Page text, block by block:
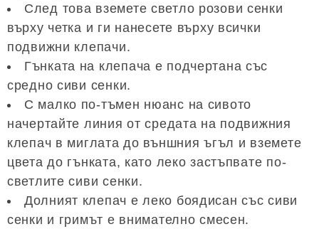
След това вземете светло розови сенки
върху четка и ги нанесете върху всички
подвижни клепачи.
Гънката на клепача е подчертана със
средно сиви сенки.
С малко по-тъмен нюанс на сивото
начертайте линия от средата на подвижния
клепач в миглата до външния ъгъл и вземете
цвета до гънката, като леко застъпвате по-
светлите сиви сенки.
Долният клепач е леко боядисан със сиви
сенки и гримът е внимателно смесен.